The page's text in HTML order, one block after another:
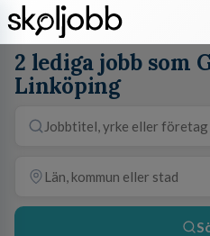
2 lediga jobb som
Linköping